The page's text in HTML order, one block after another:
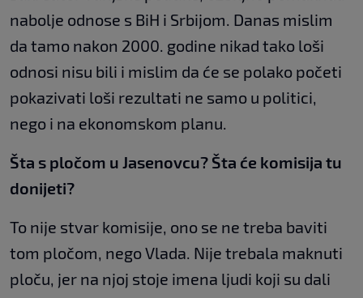
nabolje odnose s BiH i Srbijom. Danas mislim
da tamo nakon 2000. godine nikad tako loši
odnosi nisu bili i mislim da će se polako početi
pokazivati loši rezultati ne samo u politici,
nego i na ekonomskom planu.
Šta s pločom u Jasenovcu? Šta će komisija tu
donijeti?
To nije stvar komisije, ono se ne treba baviti
tom pločom, nego Vlada. Nije trebala maknuti
ploču, jer na njoj stoje imena ljudi koji su dali